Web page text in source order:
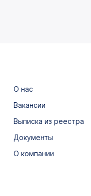
О нас
Вакансии
Выписка из реестра
Документы
О компании